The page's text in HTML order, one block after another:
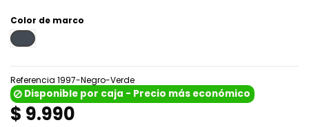
Color de marco
Negro
Referencia 1997-Negro-Verde
Disponible por caja - Precio más económico
$ 9.990